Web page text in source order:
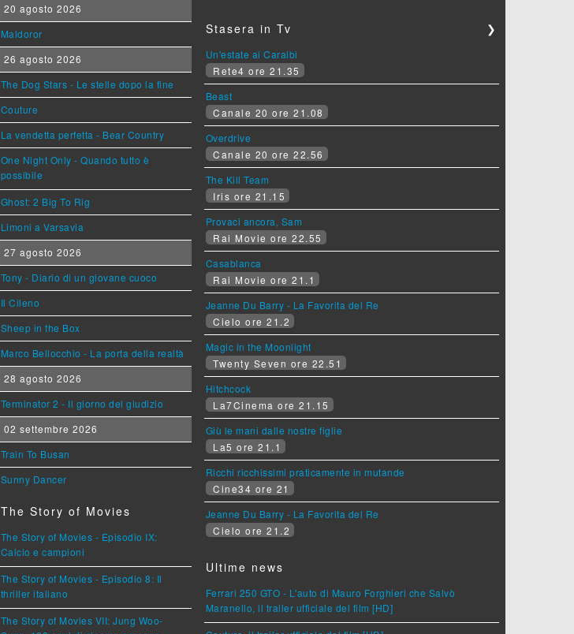
20 agosto 2026
Maldoror
26 agosto 2026
The Dog Stars - Le stelle dopo la fine
Couture
La vendetta perfetta - Bear Country
One Night Only - Quando tutto è
possibile
Ghost: 2 Big To Rig
Limoni a Varsavia
27 agosto 2026
Tony - Diario di un giovane cuoco
Il Cileno
Sheep in the Box
Marco Bellocchio - La porta della realtà
28 agosto 2026
Terminator 2 - Il giorno del giudizio
02 settembre 2026
Train To Busan
Sunny Dancer
The Story of Movies
The Story of Movies - Episodio IX:
Calcio e campioni
The Story of Movies - Episodio 8: Il
thriller italiano
The Story of Movies VII: Jung Woo-
Stasera in Tv ❯
Un'estate ai Caraibi
Rete4 ore 21.35
Beast
Canale 20 ore 21.08
Overdrive
Canale 20 ore 22.56
The Kill Team
Iris ore 21.15
Provaci ancora, Sam
Rai Movie ore 22.55
Casablanca
Rai Movie ore 21.1
Jeanne Du Barry - La Favorita del Re
Cielo ore 21.2
Magic in the Moonlight
Twenty Seven ore 22.51
Hitchcock
La7Cinema ore 21.15
Giù le mani dalle nostre figlie
La5 ore 21.1
Ricchi ricchissimi praticamente in mutande
Cine34 ore 21
Jeanne Du Barry - La Favorita del Re
Cielo ore 21.2
Ultime news
Ferrari 250 GTO - L'auto di Mauro Forghieri che Salvò
Maranello, il trailer ufficiale del film [HD]